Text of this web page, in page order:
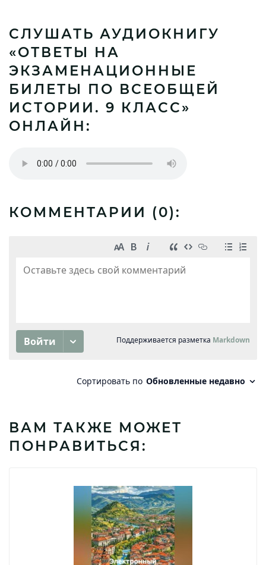
СЛУШАТЬ АУДИОКНИГУ
«ОТВЕТЫ НА
ЭКЗАМЕНАЦИОННЫЕ
БИЛЕТЫ ПО ВСЕОБЩЕЙ
ИСТОРИИ. 9 КЛАСС»
ОНЛАЙН:
КОММЕНТАРИИ (0):
ВАМ ТАКЖЕ МОЖЕТ
ПОНРАВИТЬСЯ: